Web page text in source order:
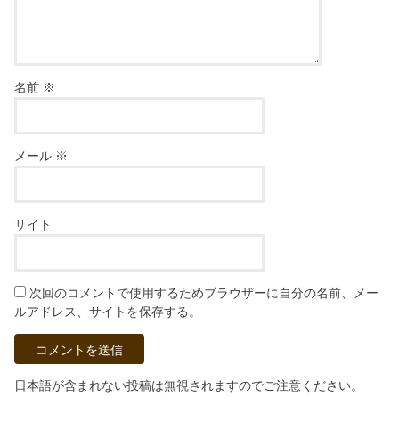
名前 ※
メール ※
サイト
次回のコメントで使用するためブラウザーに自分の名前、メー
ルアドレス、サイトを保存する。
日本語が含まれない投稿は無視されますのでご注意ください。